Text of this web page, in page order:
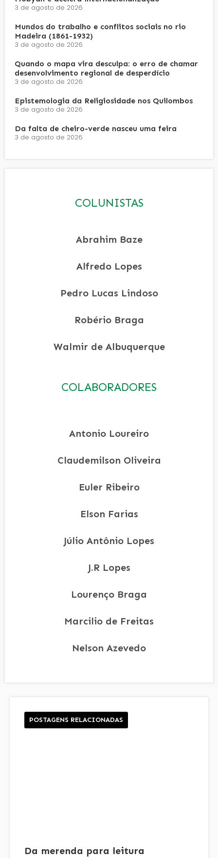
3 de agosto de 2026
Mundos do trabalho e conflitos sociais no rio
Madeira (1861-1932)
3 de agosto de 2026
Quando o mapa vira desculpa: o erro de chamar
desenvolvimento regional de desperdício
3 de agosto de 2026
Epistemologia da Religiosidade nos Quilombos
3 de agosto de 2026
Da falta de cheiro-verde nasceu uma feira
3 de agosto de 2026
COLUNISTAS
Abrahim Baze
Alfredo Lopes
Pedro Lucas Lindoso
Robério Braga
Walmir de Albuquerque
COLABORADORES
Antonio Loureiro
Claudemilson Oliveira
Euler Ribeiro
Elson Farias
Júlio Antônio Lopes
J.R Lopes
Lourenço Braga
Marcilio de Freitas
Nelson Azevedo
POSTAGENS RELACIONADAS
Da merenda para leitura